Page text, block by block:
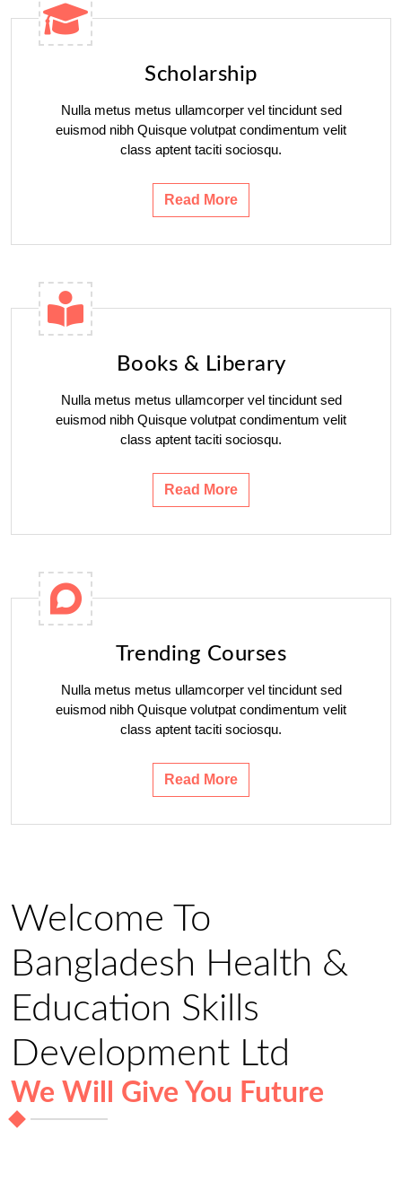
Scholarship
Nulla metus metus ullamcorper vel tincidunt sed
euismod nibh Quisque volutpat condimentum velit
class aptent taciti sociosqu.
Read More
Books & Liberary
Nulla metus metus ullamcorper vel tincidunt sed
euismod nibh Quisque volutpat condimentum velit
class aptent taciti sociosqu.
Read More
Trending Courses
Nulla metus metus ullamcorper vel tincidunt sed
euismod nibh Quisque volutpat condimentum velit
class aptent taciti sociosqu.
Read More
Welcome To
Bangladesh Health &
Education Skills
Development Ltd
We Will Give You Future